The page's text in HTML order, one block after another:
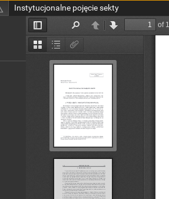
Instytucjonalne pojęcie sekty